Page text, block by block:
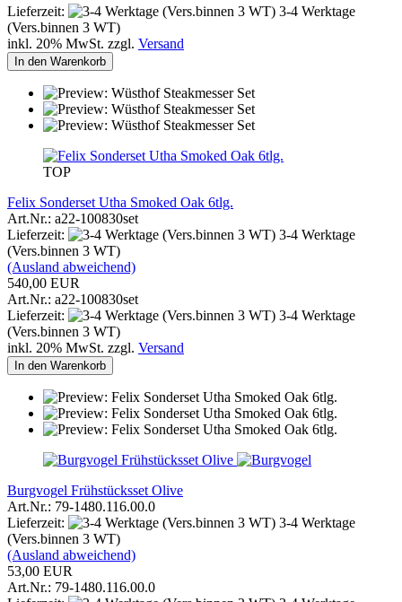
Lieferzeit:
3-4 Werktage
(Vers.binnen 3 WT)
inkl. 20% MwSt. zzgl. Versand
In den Warenkorb
TOP
Felix Sonderset Utha Smoked Oak 6tlg.
Art.Nr.: a22-100830set
Lieferzeit:
3-4 Werktage
(Vers.binnen 3 WT)
(Ausland abweichend)
540,00 EUR
Art.Nr.: a22-100830set
Lieferzeit:
3-4 Werktage
(Vers.binnen 3 WT)
inkl. 20% MwSt. zzgl. Versand
In den Warenkorb
Burgvogel Frühstücksset Olive
Art.Nr.: 79-1480.116.00.0
Lieferzeit:
3-4 Werktage
(Vers.binnen 3 WT)
(Ausland abweichend)
53,00 EUR
Art.Nr.: 79-1480.116.00.0